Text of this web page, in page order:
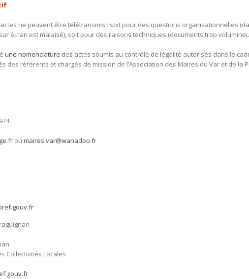
ne peuvent être télétransmis : soit pour des questions organisationnelles
écran est malaisé), soit pour des raisons techniques (documents trop
une nomenclature des actes soumis au contrôle de légalité autorisés dans le
des référents et chargés de mission de l’Association des Maires du Var et de la
ou maires.var@wanadoo.fr
Collectivités Locales